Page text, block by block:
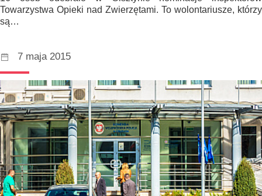
Towarzystwa Opieki nad Zwierzętami. To wolontariusze, którzy
są…
7 maja 2015